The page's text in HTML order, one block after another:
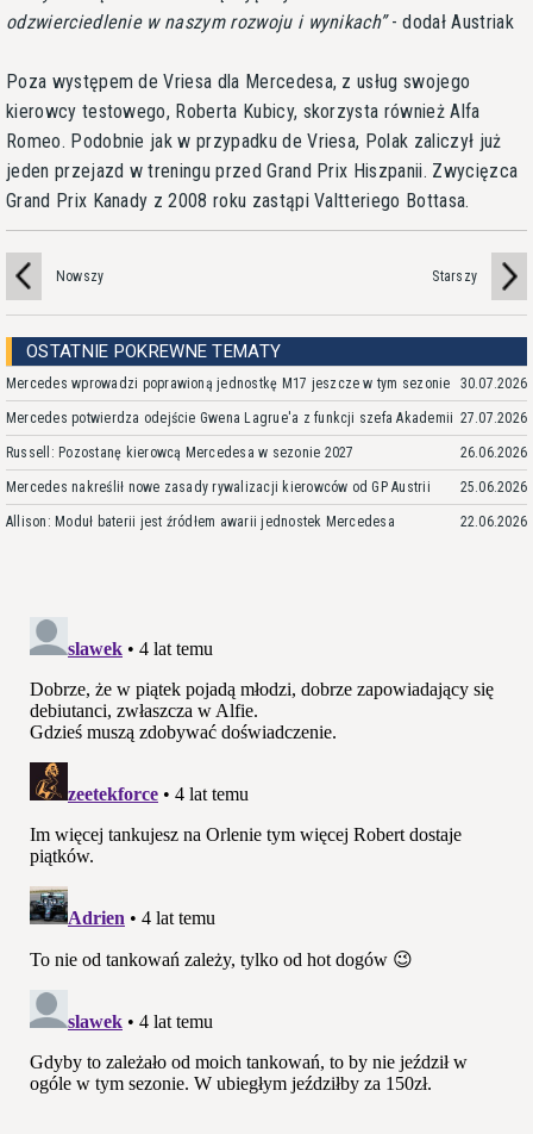
odzwierciedlenie w naszym rozwoju i wynikach - dodał Austriak
Poza występem de Vriesa dla Mercedesa, z usług swojego
kierowcy testowego, Roberta Kubicy, skorzysta również Alfa
Romeo. Podobnie jak w przypadku de Vriesa, Polak zaliczył już
jeden przejazd w treningu przed Grand Prix Hiszpanii. Zwycięzca
Grand Prix Kanady z 2008 roku zastąpi Valtteriego Bottasa.
Nowszy Starszy
OSTATNIE POKREWNE TEMATY
Mercedes wprowadzi poprawioną jednostkę M17 jeszcze w tym sezonie 30.07.2026
Mercedes potwierdza odejście Gwena Lagrue'a z funkcji szefa Akademii 27.07.2026
Russell: Pozostanę kierowcą Mercedesa w sezonie 2027 26.06.2026
Mercedes nakreślił nowe zasady rywalizacji kierowców od GP Austrii 25.06.2026
Allison: Moduł baterii jest źródłem awarii jednostek Mercedesa 22.06.2026